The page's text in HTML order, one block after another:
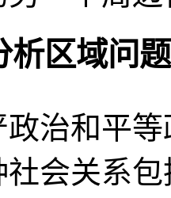
析区域问题
政治和平
会关系